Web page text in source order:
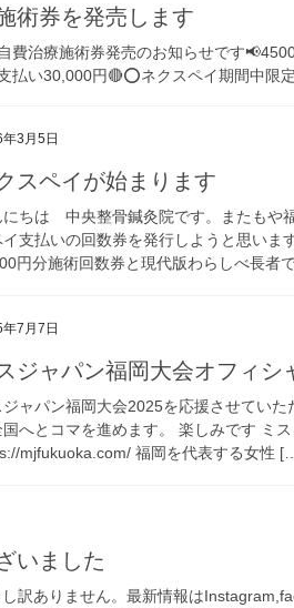
術券を発売します
費治療施術券発売のお知らせです
払い30,000円🔴⭕️ネクスペイ期間中
3月5日
スペイが始まります
にちは 中央整骨鍼灸院です。またもや
イ支払いの回数券を発行しようと思い
円分施術回数券と現代版わらしべ長者
7月7日
ジャパン福岡大会オフィ
ジャパン福岡大会2025を応援させてい
国へとコマを進めます。 楽しみです ミ
mjfukuoka.com/ 福岡を代表する女性
いました
訳ありません。最新情報は